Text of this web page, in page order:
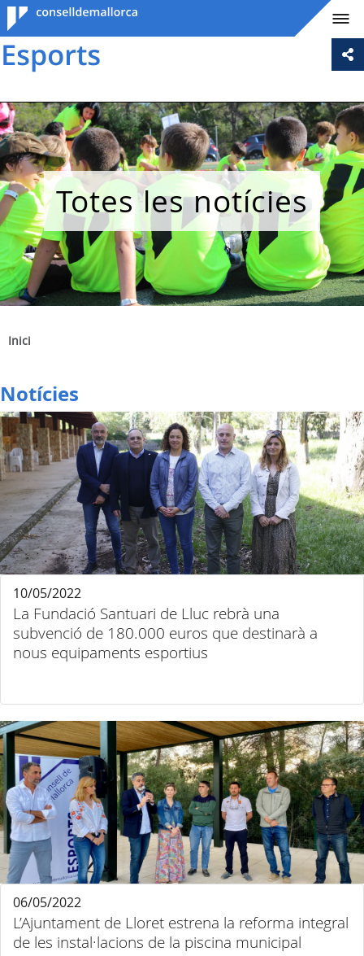
Consell de
Mallorca
Totes les notícies
Inici
Notícies
La Fundació Santuari de Lluc rebrà una
subvenció de 180.000 euros que destinarà a
nous equipaments esportius
10/05/2022
L’Ajuntament de Lloret estrena la reforma integral
de les instal·lacions de la piscina municipal
06/05/2022